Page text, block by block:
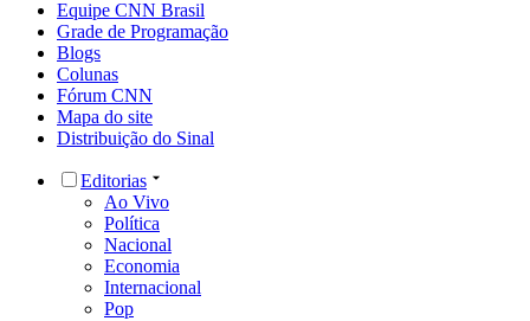
Equipe CNN Brasil
Grade de Programação
Blogs
Colunas
Fórum CNN
Mapa do site
Distribuição do Sinal
Editorias
Ao Vivo
Política
Nacional
Economia
Internacional
Pop